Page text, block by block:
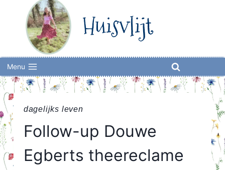
Huisvlijt
Menu
dagelijks leven
Follow-up Douwe
Egberts theereclame